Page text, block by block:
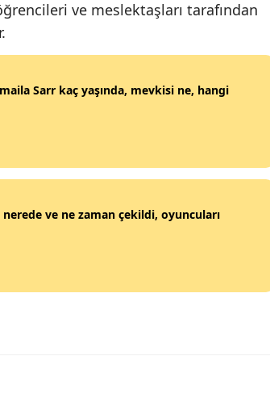
ve meslektaşları tarafından
Sarr kaç yaşında, mevkisi ne, hangi
nerede ve ne zaman çekildi, oyuncuları